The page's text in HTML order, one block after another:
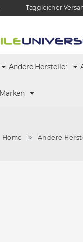
Taggleicher
Andere Hersteller
Marken
Home Andere